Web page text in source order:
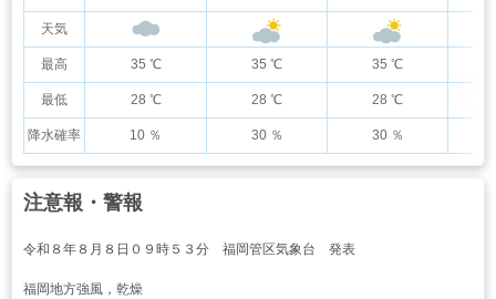
天気
最高
最低
降水確率
35 ℃ 35 ℃ 35 ℃
28 ℃ 28 ℃ 28 ℃
10 ％ 30 ％ 30 ％
注意報・警報
令和８年８月８日０９時５３分 福岡管区気象台 発表
福岡地方強風，乾燥